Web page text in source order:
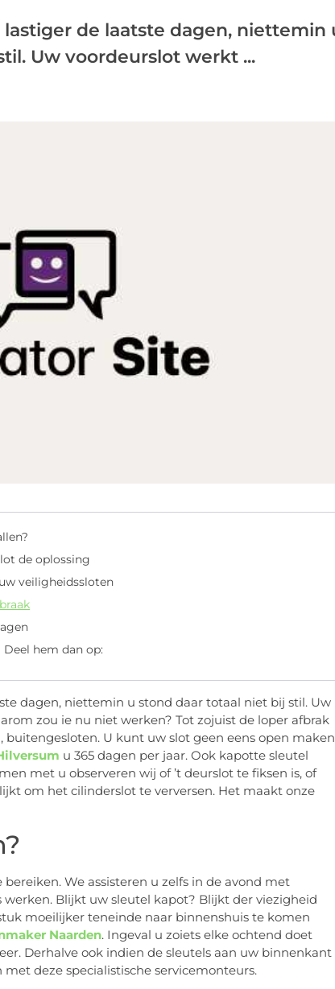
de laatste dagen, niettemin
Uw voordeurslot werkt ...
de oplossing
veiligheidssloten
hem dan op:
dagen, niettemin u stond daar totaal niet bij stil. Uw
zou ie nu niet werken? Tot zojuist de loper afbrak
U kunt uw slot geen eens open
u 365 dagen per jaar. Ook kapotte sleutel
met u observeren wij of ’t deurslot te fiksen is, of
om het cilinderslot te verversen. Het maakt onze
We assisteren u zelfs in de avond met
Blijkt uw sleutel kapot? Blijkt der viezigheid
moeilijker teneinde naar binnenshuis te komen
Naarden. Ingeval u zoiets elke ochtend doet
Derhalve ook indien de sleutels aan uw binnenkant
deze specialistische servicemonteurs.